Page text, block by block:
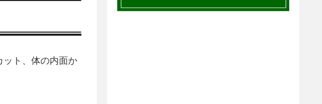
ット、体の内面か